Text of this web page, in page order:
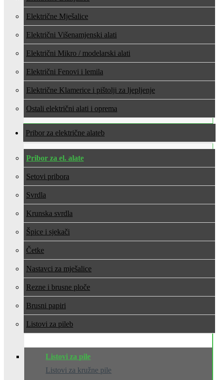
Električne Mješalice
Električni Višenamjenski alati
Električni Mikro / modelarski alati
Električni Fenovi i lemila
Električne Klamerice i pištolji za ljepljenje
Ostali električni alati i oprema
Pribor za električne alate
Pribor za el. alate
Setovi pribora
Svrdla
Krunska svrdla
Špice i sjekači
Četke
Nastavci za mješalice
Rezne i brusne ploče
Brusni papiri
Listovi za pile
Listovi za pile
Listovi za kružne pile